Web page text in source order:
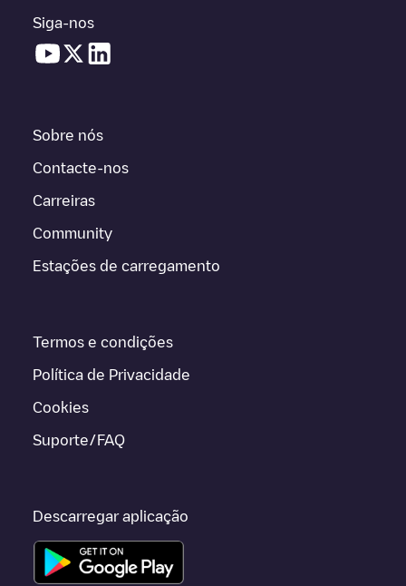
Siga-nos
Sobre nós
Contacte-nos
Carreiras
Community
Estações de carregamento
Termos e condições
Política de Privacidade
Cookies
Suporte/FAQ
Descarregar aplicação